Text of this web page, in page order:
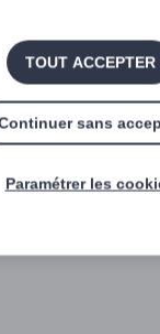
gratuit, à
ou envisagent
êtes une femme,
vous souhaitez
TOUT ACCEPTER
sans
Paramétrer les